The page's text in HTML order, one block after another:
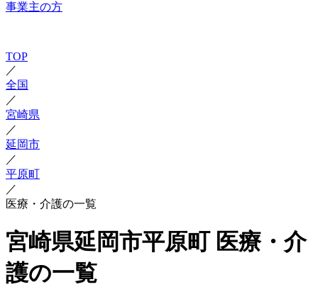
事業主の方
TOP
／
全国
／
宮崎県
／
延岡市
／
平原町
／
医療・介護の一覧
宮崎県延岡市平原町 医療・介
護の一覧